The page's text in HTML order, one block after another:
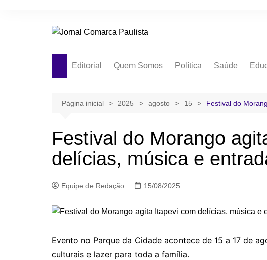
Editorial Quem Somos Política Saúde
Página inicial 2025 agosto 15 Festival do
Festival do Morango
delícias, música e
Equipe de Redação 15/08/2025
Evento no Parque da Cidade acontece de 15 a 17 de
culturais e lazer para toda a família.